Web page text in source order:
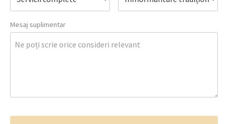
Mesaj suplimentar